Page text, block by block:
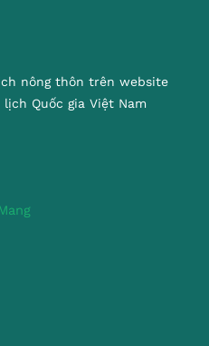
nông thôn trên website
Quốc gia Việt Nam